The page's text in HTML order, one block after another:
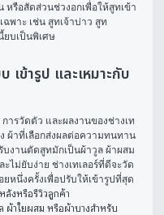
รือสัดส่วนช่วงอกเพื่อให้สูทเข้า
พาะ เช่น สูทเจ้าบ่าว สูท
ยบเป็นพิเศษ
เข้ารูป และเหมาะกับ
รวัดตัว และผลงานของช่างเท
ผ้าที่เลือกส่งผลต่อความทนทาน
งานตัดสูทมักเป็นผ้าวูล ผ้าผสม
ไม่ยับง่าย ช่างเทเลอร์ที่ดีจะวัด
หนึ่งครั้งเพื่อปรับให้เข้ารูปที่สุด
งหรือรีวิวลูกค้า
ผ้าใยผสม หรือผ้าบางสำหรับ